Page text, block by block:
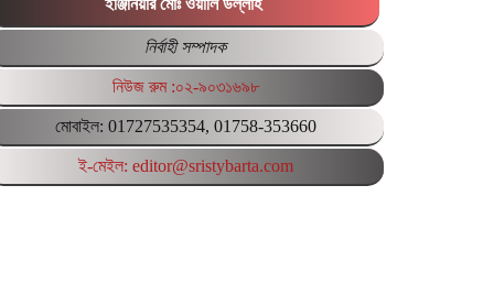
ইঞ্জিনিয়ার মোঃ ওয়ালি উল্লাহ
নির্বাহী সম্পাদক
নিউজ রুম :০২-৯০৩১৬৯৮
মোবাইল: 01727535354, 01758-353660
ই-মেইল: editor@sristybarta.com